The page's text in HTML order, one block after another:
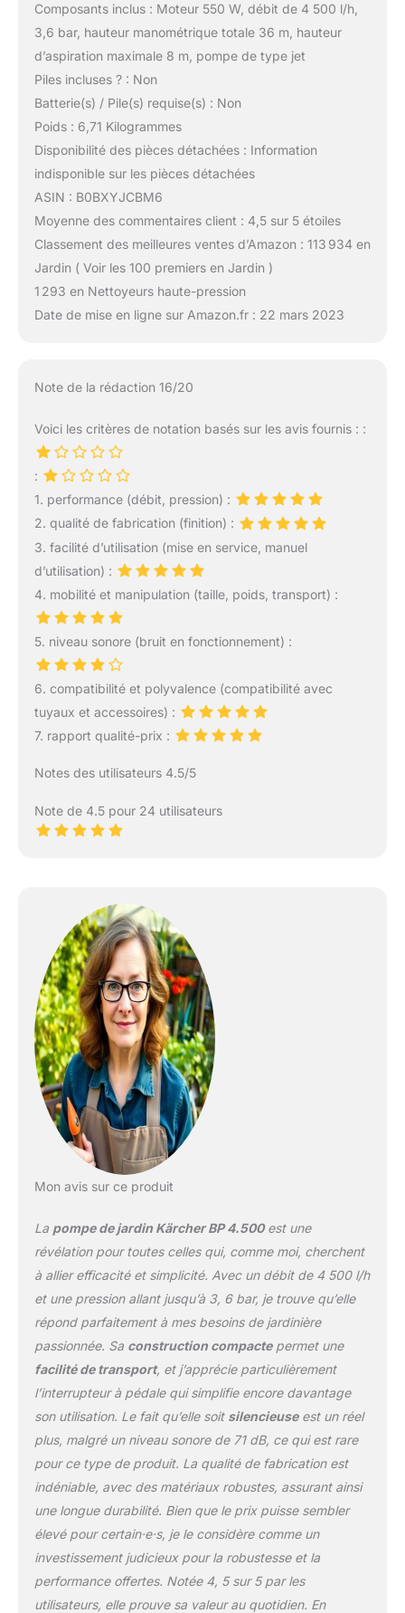
Composants inclus : Moteur 550 W, débit de 4 500 l/h,
3,6 bar, hauteur manométrique totale 36 m, hauteur
d’aspiration maximale 8 m, pompe de type jet
Piles incluses ? : Non
Batterie(s) / Pile(s) requise(s) : Non
Poids : 6,71 Kilogrammes
Disponibilité des pièces détachées : Information
indisponible sur les pièces détachées
ASIN : B0BXYJCBM6
Moyenne des commentaires client : 4,5 sur 5 étoiles
Classement des meilleures ventes d’Amazon : 113 934 en
Jardin ( Voir les 100 premiers en Jardin )
1 293 en Nettoyeurs haute-pression
Date de mise en ligne sur Amazon.fr : 22 mars 2023
Note de la rédaction 16/20
Voici les critères de notation basés sur les avis fournis : :
:
1. performance (débit, pression) :
2. qualité de fabrication (finition) :
3. facilité d’utilisation (mise en service, manuel
d’utilisation) :
4. mobilité et manipulation (taille, poids, transport) :
5. niveau sonore (bruit en fonctionnement) :
6. compatibilité et polyvalence (compatibilité avec
tuyaux et accessoires) :
7. rapport qualité-prix :
Notes des utilisateurs 4.5/5
Note de 4.5 pour 24 utilisateurs
Mon avis sur ce produit
La pompe de jardin Kärcher BP 4.500est une
révélation pour toutes celles qui, comme moi, cherchent
à allier efficacité et simplicité. Avec un débit de 4 500 l/h
et une pression allant jusqu’à 3, 6 bar, je trouve qu’elle
répond parfaitement à mes besoins de jardinière
passionnée. Sa construction compactepermet une
facilité de transport, et j’apprécie particulièrement
l’interrupteur à pédale qui simplifie encore davantage
son utilisation. Le fait qu’elle soit silencieuseest un réel
plus, malgré un niveau sonore de 71 dB, ce qui est rare
pour ce type de produit. La qualité de fabrication est
indéniable, avec des matériaux robustes, assurant ainsi
une longue durabilité. Bien que le prix puisse sembler
élevé pour certain·e·s, je le considère comme un
investissement judicieux pour la robustesse et la
performance offertes. Notée 4, 5 sur 5 par les
utilisateurs, elle prouve sa valeur au quotidien. En